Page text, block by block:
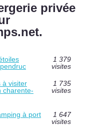
privée
1 379
visites
à visiter
charente-
1 735
visites
à port
1 647
visites